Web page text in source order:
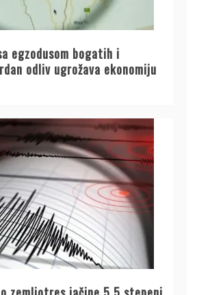
egzodusom bogatih i
odliv ugrožava ekonomiju